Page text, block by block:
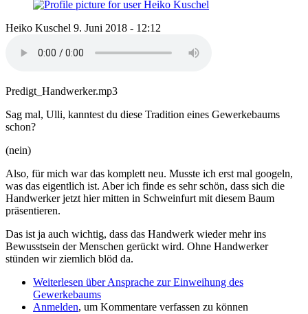
Heiko Kuschel 9. Juni 2018 - 12:12
Predigt_Handwerker.mp3
Sag mal, Ulli, kanntest du diese Tradition eines Gewerkebaums
schon?
(nein)
Also, für mich war das komplett neu. Musste ich erst mal googeln,
was das eigentlich ist. Aber ich finde es sehr schön, dass sich die
Handwerker jetzt hier mitten in Schweinfurt mit diesem Baum
präsentieren.
Das ist ja auch wichtig, dass das Handwerk wieder mehr ins
Bewusstsein der Menschen gerückt wird. Ohne Handwerker
stünden wir ziemlich blöd da.
Weiterlesen über Ansprache zur Einweihung des
Gewerkebaums
Anmelden, um Kommentare verfassen zu können